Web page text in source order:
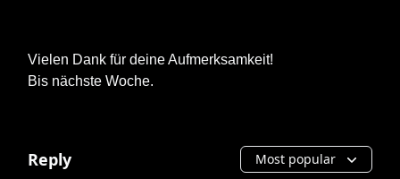
Vielen Dank für deine Aufmerksamkeit!
Bis nächste Woche.
Reply Most popular